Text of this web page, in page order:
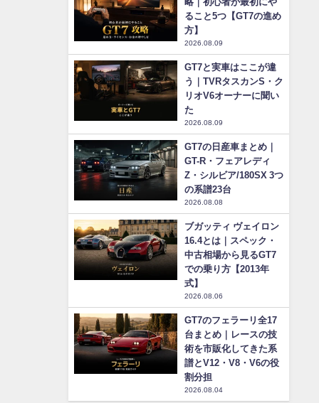
略｜初心者が最初にや
ること5つ【GT7の進め
方】
2026.08.09
GT7と実車はここが違
う｜TVRタスカンS・ク
リオV6オーナーに聞い
た
2026.08.09
GT7の日産車まとめ｜
GT-R・フェアレディ
Z・シルビア/180SX 3つ
の系譜23台
2026.08.08
ブガッティ ヴェイロン
16.4とは｜スペック・
中古相場から見るGT7
での乗り方【2013年
式】
2026.08.06
GT7のフェラーリ全17
台まとめ｜レースの技
術を市販化してきた系
譜とV12・V8・V6の役
割分担
2026.08.04